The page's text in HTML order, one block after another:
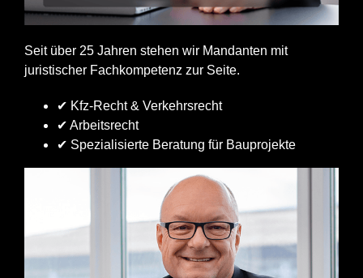
Seit über 25 Jahren stehen wir Mandanten mit
juristischer Fachkompetenz zur Seite.
✔ Kfz-Recht & Verkehrsrecht
✔ Arbeitsrecht
✔ Spezialisierte Beratung für Bauprojekte